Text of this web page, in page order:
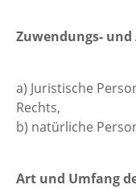
Zuwendungs-
a) Juristische
Rechts,
b) natürliche
Art und Umfang